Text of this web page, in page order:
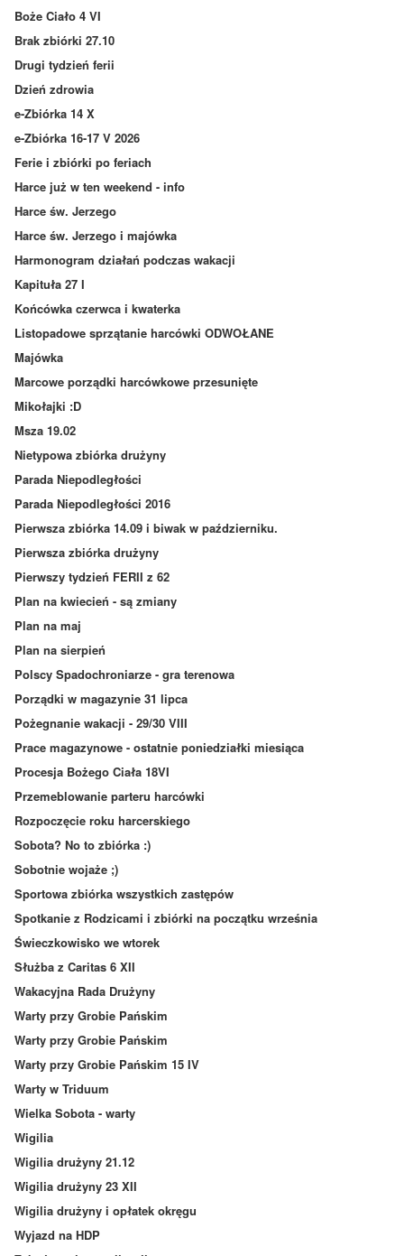
Boże Ciało 4 VI
Brak zbiórki 27.10
Drugi tydzień ferii
Dzień zdrowia
e-Zbiórka 14 X
e-Zbiórka 16-17 V 2026
Ferie i zbiórki po feriach
Harce już w ten weekend - info
Harce św. Jerzego
Harce św. Jerzego i majówka
Harmonogram działań podczas wakacji
Kapituła 27 I
Końcówka czerwca i kwaterka
Listopadowe sprzątanie harcówki ODWOŁANE
Majówka
Marcowe porządki harcówkowe przesunięte
Mikołajki :D
Msza 19.02
Nietypowa zbiórka drużyny
Parada Niepodległości
Parada Niepodległości 2016
Pierwsza zbiórka 14.09 i biwak w październiku.
Pierwsza zbiórka drużyny
Pierwszy tydzień FERII z 62
Plan na kwiecień - są zmiany
Plan na maj
Plan na sierpień
Polscy Spadochroniarze - gra terenowa
Porządki w magazynie 31 lipca
Pożegnanie wakacji - 29/30 VIII
Prace magazynowe - ostatnie poniedziałki miesiąca
Procesja Bożego Ciała 18VI
Przemeblowanie parteru harcówki
Rozpoczęcie roku harcerskiego
Sobota? No to zbiórka :)
Sobotnie wojaże ;)
Sportowa zbiórka wszystkich zastępów
Spotkanie z Rodzicami i zbiórki na początku września
Świeczkowisko we wtorek
Służba z Caritas 6 XII
Wakacyjna Rada Drużyny
Warty przy Grobie Pańskim
Warty przy Grobie Pańskim
Warty przy Grobie Pańskim 15 IV
Warty w Triduum
Wielka Sobota - warty
Wigilia
Wigilia drużyny 21.12
Wigilia drużyny 23 XII
Wigilia drużyny i opłatek okręgu
Wyjazd na HDP